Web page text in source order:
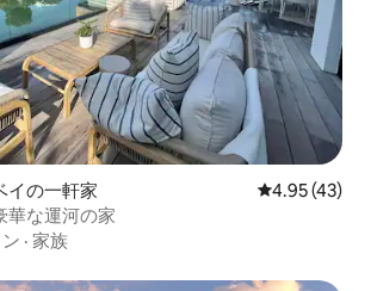
イの一軒家 レビュー43
4.95 (43)
華な運河の家
· 家族